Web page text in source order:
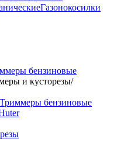
Газонокосилки
бензиновые
и кусторезы/
Триммеры бензиновые